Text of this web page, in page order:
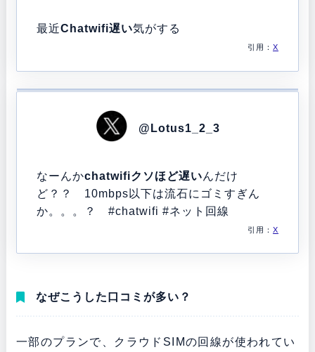
最近Chatwifi遅い気がする
引用：X
@Lotus1_2_3
なーんかchatwifiクソほど遅いんだけ
ど？？ 10mbps以下は流石にゴミすぎん
か。。。？ #chatwifi #ネット回線
引用：X
なぜこうした口コミが多い？
一部のプランで、クラウドSIMの回線が使われてい